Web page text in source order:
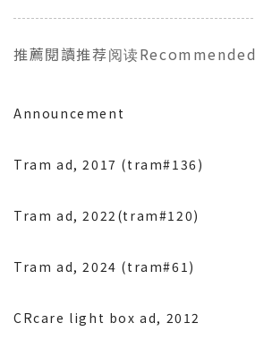
推薦閱讀推荐阅读Recommended
Announcement
Tram ad, 2017 (tram#136)
Tram ad, 2022(tram#120)
Tram ad, 2024 (tram#61)
CRcare light box ad, 2012